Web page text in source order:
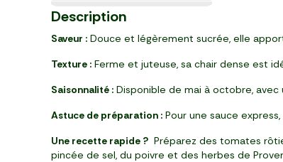
1,79 €
2,99 €
Pré-cuit
3,10 €
1,19 €
1,79 €
Prix Malin
2,39 €
1,60 €
Nouveau
2,99 €
2,49 €
Nouveau
2,79 €
Prix Malin €
1,49 €
0,99 €
Prix Malin
3,99 €
4,79 €
4,79 €
5,97 €
2,93 €
De retour
3,99 €
3,69 €
10, 49€
Description
Saveur : Douce et légèrement sucrée, elle
Texture : Ferme et juteuse, sa chair dense est
Saisonnalité : Disponible de mai à octobre,
Astuce de préparation : Pour une sauce
Une recette rapide ? Préparez des tomates
pincée de sel, du poivre et des herbes de